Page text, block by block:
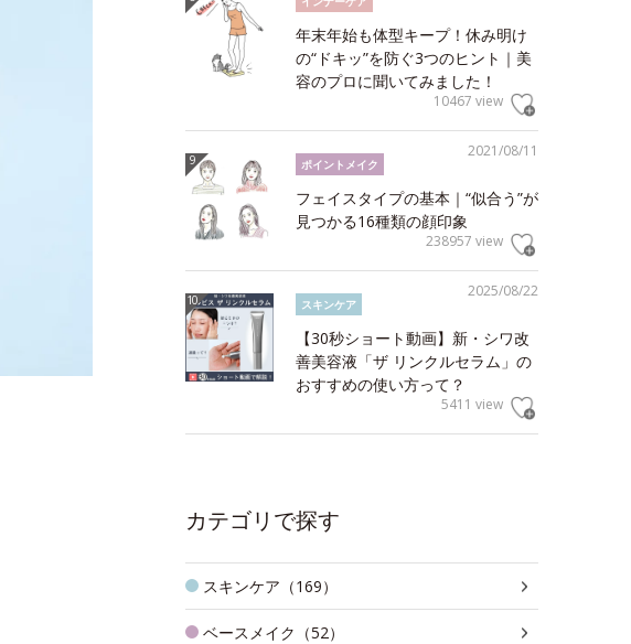
年末年始も体型キープ！休み明け
の“ドキッ”を防ぐ3つのヒント｜美
容のプロに聞いてみました！
10467 view
2021/08/11
ポイントメイク
フェイスタイプの基本｜“似合う”が
見つかる16種類の顔印象
238957 view
2025/08/22
スキンケア
【30秒ショート動画】新・シワ改
善美容液「ザ リンクルセラム」の
おすすめの使い方って？
5411 view
カテゴリで探す
スキンケア（169）
ベースメイク（52）